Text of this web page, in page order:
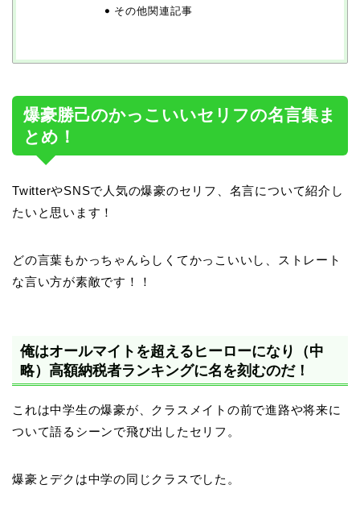
その他関連記事
爆豪勝己のかっこいいセリフの名言集ま
とめ！
TwitterやSNSで人気の爆豪のセリフ、名言について紹介し
たいと思います！
どの言葉もかっちゃんらしくてかっこいいし、ストレート
な言い方が素敵です！！
俺はオールマイトを超えるヒーローになり（中
略）高額納税者ランキングに名を刻むのだ！
これは中学生の爆豪が、クラスメイトの前で進路や将来に
ついて語るシーンで飛び出したセリフ。
爆豪とデクは中学の同じクラスでした。